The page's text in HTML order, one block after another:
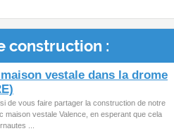
construction :
vestale dans la drome
de vous faire partager la construction de notre
maison vestale Valence, en esperant que cela
...